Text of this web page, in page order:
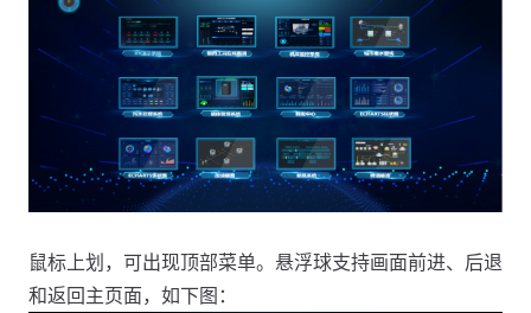
鼠标上划，可出现顶部菜单。悬浮球支持画面前进、后退
和返回主页面，如下图：